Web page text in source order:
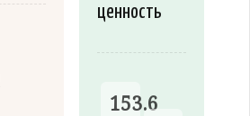
ценность
153.6